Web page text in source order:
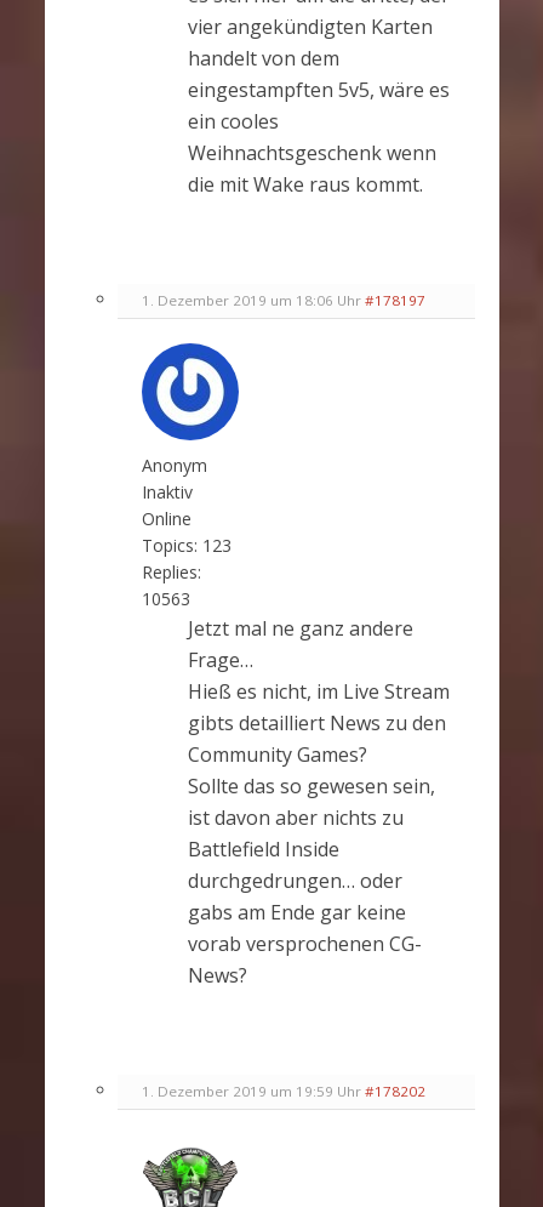
vier angekündigten Karten
handelt von dem
eingestampften 5v5, wäre es
ein cooles
Weihnachtsgeschenk wenn
die mit Wake raus kommt.
1. Dezember 2019 um 18:06 Uhr #178197
Anonym
Inaktiv
Online
Topics: 123
Replies:
10563
Jetzt mal ne ganz andere
Frage…
Hieß es nicht, im Live Stream
gibts detailliert News zu den
Community Games?
Sollte das so gewesen sein,
ist davon aber nichts zu
Battlefield Inside
durchgedrungen… oder
gabs am Ende gar keine
vorab versprochenen CG-
News?
1. Dezember 2019 um 19:59 Uhr #178202